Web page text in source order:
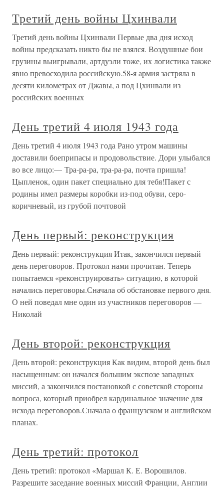
Третий день войны Цхинвали
Третий день войны Цхинвали Первые два дня исход
войны предсказать никто бы не взялся. Воздушные бои
грузины выигрывали, артдуэли тоже, их логистика также
явно превосходила российскую.58-я армия застряла в
десяти километрах от Джавы, а под Цхинвали из
российских военных
День третий 4 июля 1943 года
День третий 4 июля 1943 года Рано утром машины
доставили боеприпасы и продовольствие. Дори улыбался
во все лицо:— Тра-ра-ра, тра-ра-ра, почта пришла!
Цыпленок, один пакет специально для тебя!Пакет с
родины имел размеры коробки из-под обуви, серо-
коричневый, из грубой почтовой
День первый: реконструкция
День первый: реконструкция Итак, закончился первый
день переговоров. Протокол нами прочитан. Теперь
попытаемся «реконструировать» ситуацию, в которой
начались переговоры.Сначала об обстановке первого дня.
О ней поведал мне один из участников переговоров —
Николай
День второй: реконструкция
День второй: реконструкция Как видим, второй день был
насыщенным: он начался большим экспозе западных
миссий, а закончился постановкой с советской стороны
вопроса, который приобрел кардинальное значение для
исхода переговоров.Сначала о французском и английском
планах.
День третий: протокол
День третий: протокол «Маршал К. Е. Ворошилов.
Разрешите заседание военных миссий Франции, Англии